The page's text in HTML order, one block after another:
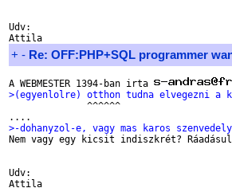
Udv:
+ - Re: OFF:PHP+SQL programmer
A WEBMESTER 1394-ban irta
>(egyenlolre) otthon tudna elvegezni a
^^^^^^
>-dohanyzol-e, vagy mas karos
Nem vagy egy kicsit indiszkrét?
Udv: